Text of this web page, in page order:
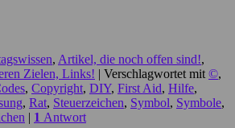
, Artikel, die noch offen sind!,
Zielen, Links! | Verschlagwortet mit ©,
, Copyright, DIY, First Aid, Hilfe,
, Rat, Steuerzeichen, Symbol, Symbole,
| 1 Antwort